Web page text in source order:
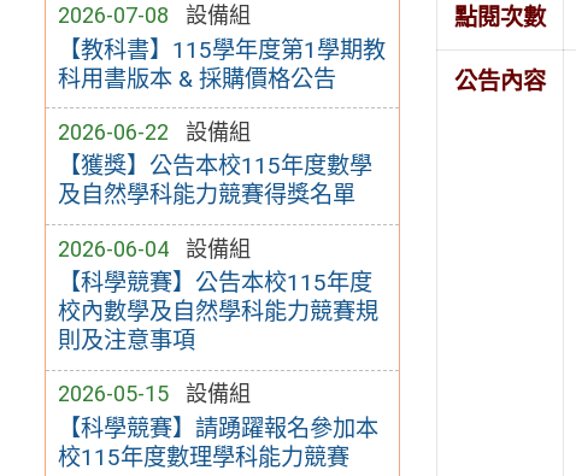
2026-07-08 設備組
【教科書】115學年度第1學期教
科用書版本 & 採購價格公告
2026-06-22 設備組
【獲獎】公告本校115年度數學
及自然學科能力競賽得獎名單
2026-06-04 設備組
【科學競賽】公告本校115年度
校內數學及自然學科能力競賽規
則及注意事項
2026-05-15 設備組
【科學競賽】請踴躍報名參加本
校115年度數理學科能力競賽
點閱次數
公告內容